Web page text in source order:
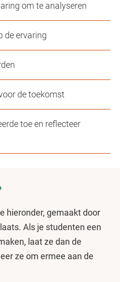
om te analyseren
de ervaring
de toekomst
toe en reflecteer
hieronder, gemaakt door
Als je studenten een
laat ze dan de
ze om ermee aan de